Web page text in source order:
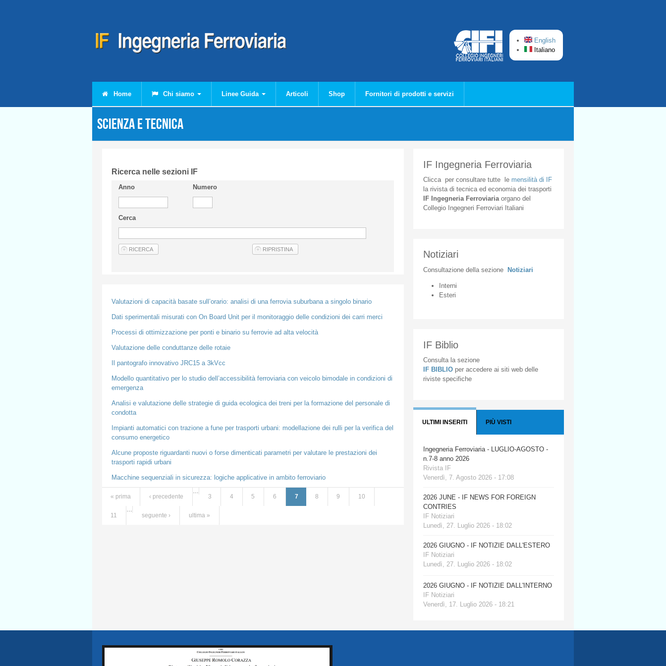
English
Italiano
Home Chi siamo Linee Guida Articoli Shop Fornitori di prodotti e servizi
Scienza e Tecnica
Ricerca nelle sezioni IF
Anno Numero
Cerca
Valutazioni di capacità basate sull’orario: analisi di una ferrovia suburbana a singolo binario
Dati sperimentali misurati con On Board Unit per il monitoraggio delle condizioni dei carri merci
Processi di ottimizzazione per ponti e binario su ferrovie ad alta velocità
Valutazione delle conduttanze delle rotaie
Il pantografo innovativo JRC15 a 3kVcc
Modello quantitativo per lo studio dell’accessibilità ferroviaria con veicolo bimodale in condizioni di
emergenza
Analisi e valutazione delle strategie di guida ecologica dei treni per la formazione del personale di
condotta
Impianti automatici con trazione a fune per trasporti urbani: modellazione dei rulli per la verifica del
consumo energetico
Alcune proposte riguardanti nuovi o forse dimenticati parametri per valutare le prestazioni dei
trasporti rapidi urbani
Macchine sequenziali in sicurezza: logiche applicative in ambito ferroviario
Pagine
« prima ‹ precedente
3
4 5 6 7 8 9 10
11
…
seguente ›
ultima »
IF Ingegneria Ferroviaria
Cliccaper consultare tuttele mensilità di IF
la rivista di tecnica ed economia dei trasporti
IF Ingegneria Ferroviaria organodel
Collegio
Ingegneri Ferroviari Italiani
Notiziari
Consultazione della sezione Notiziari
Interni
Esteri
IF Biblio
Consulta la sezione
IF BIBLIO per accedere ai siti web delle
riviste specifiche
ULTIMI INSERITI PIÙ VISTI
Ingegneria Ferroviaria - LUGLIO-AGOSTO -
n.7-8 anno 2026
Rivista IF
Venerdì, 7. Agosto 2026 - 17:08
2026 JUNE - IF NEWS FOR FOREIGN
CONTRIES
IF Notiziari
Lunedì, 27. Luglio 2026 - 18:02
2026 GIUGNO - IF NOTIZIE DALL'ESTERO
IF Notiziari
Lunedì, 27. Luglio 2026 - 18:02
2026 GIUGNO - IF NOTIZIE DALL'INTERNO
IF Notiziari
Venerdì, 17. Luglio 2026 - 18:21